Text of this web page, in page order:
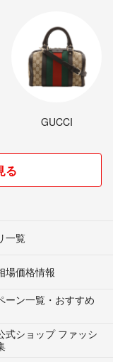
GUCCI
る
一覧
場価格情報
ーン一覧・おすすめ
式ショップ ファッシ